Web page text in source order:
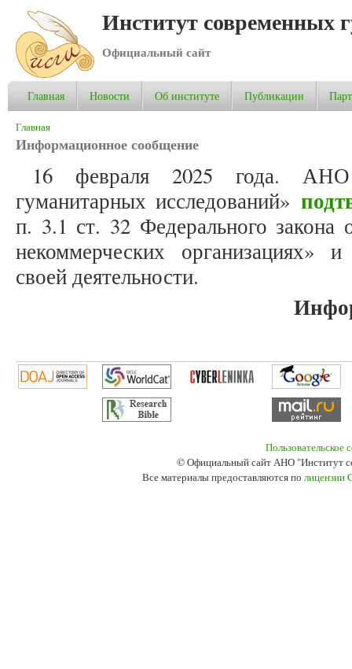
Институт современных
Официальный сайт
Главная Новости Об институте Публикации
Вы здесь
Главная
Информационное сообщение
16 февраля 2025 года. АНО
гуманитарных исследований»
п. 3.1 ст. 32 Федерального
некоммерческих
своей деятельности.
Пользовательское
© Официальный сайт АНО "Институт
Все материалы предоставляются по лицензии